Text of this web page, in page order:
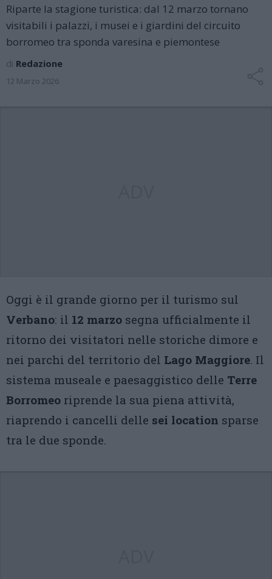
Riparte la stagione turistica: dal 12 marzo tornano
visitabili i palazzi, i musei e i giardini del circuito
borromeo tra sponda varesina e piemontese
di Redazione
12 Marzo 2026
Oggi è il grande giorno per il turismo sul
Verbano: il 12 marzo segna ufficialmente il
ritorno dei visitatori nelle storiche dimore e
nei parchi del territorio del Lago Maggiore. Il
sistema museale e paesaggistico delle Terre
Borromeo riprende la sua piena attività,
riaprendo i cancelli delle sei location sparse
tra le due sponde.